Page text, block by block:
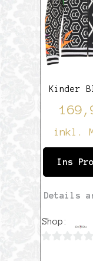
Kinder
inkl.
Ins
Details
Shop: